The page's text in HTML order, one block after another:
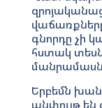
գնորդը չի
հստակ
Երբեմն
անփույթ են